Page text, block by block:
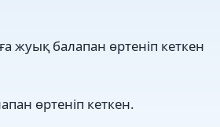
жуық балапан өртеніп кеткен
өртеніп кеткен.